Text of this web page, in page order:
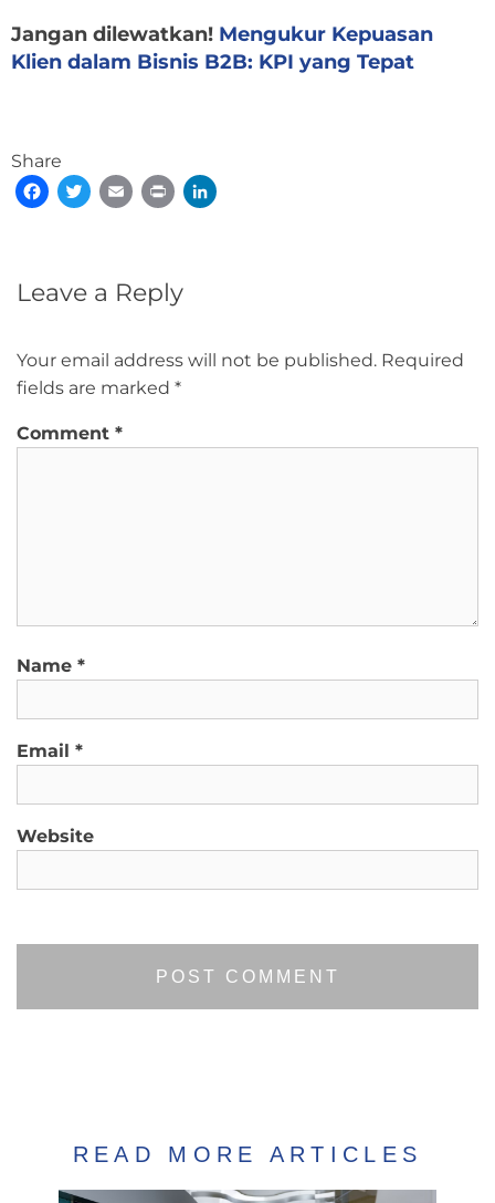
Jangan dilewatkan! Mengukur Kepuasan
Klien dalam Bisnis B2B: KPI yang Tepat
Share
Facebook
TwitterEmail Print
Leave a Reply
Your email address will not be published. Required
fields are marked *
Comment *
Name *
Email *
Website
READ MORE ARTICLES